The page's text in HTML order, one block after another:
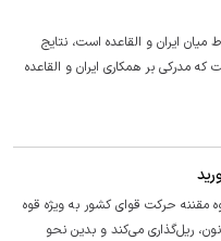
ایران و القاعده است، نتایج
مدرکی بر همکاری ایران و القاعده
حرکت قوای کشور به ویژه قوه
ریل‌گذاری می‌کند و بدین نحو